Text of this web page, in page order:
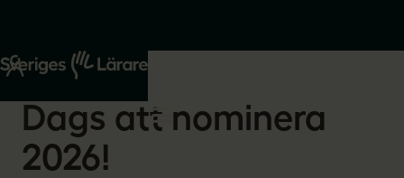
Start
Om oss
2025-11-28
Dags att nominera
2026!